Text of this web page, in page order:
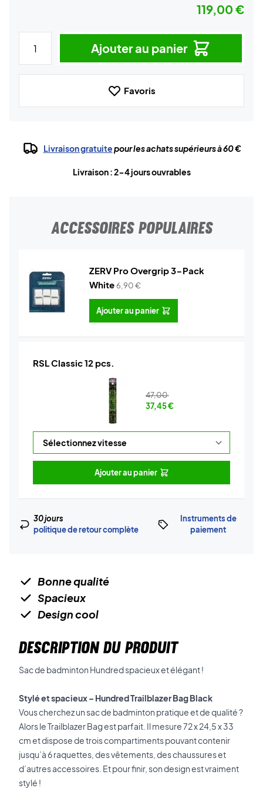
119,00 €
Ajouter au panier
Favoris
Livraison gratuitepour les achats supérieurs à 60 €
Livraison : 2-4 jours ouvrables
ACCESSOIRES POPULAIRES
ZERV Pro Overgrip 3-Pack
White6,90€
Ajouter au panier
RSL Classic 12 pcs.
47,00
37,45€
Ajouter au panier
30 jours
politique de retour complète
Instruments de
paiement
Bonne qualité
Spacieux
Design cool
DESCRIPTION DU PRODUIT
Sac de badminton Hundred spacieux et élégant !
Stylé et spacieux – Hundred Trailblazer Bag Black
Vous cherchez un sac de badminton pratique et de qualité ?
Alors le Trailblazer Bag est parfait. Il mesure 72 x 24,5 x 33
cm et dispose de trois compartiments pouvant contenir
jusqu’à 6 raquettes, des vêtements, des chaussures et
d’autres accessoires. Et pour finir, son design est vraiment
stylé !